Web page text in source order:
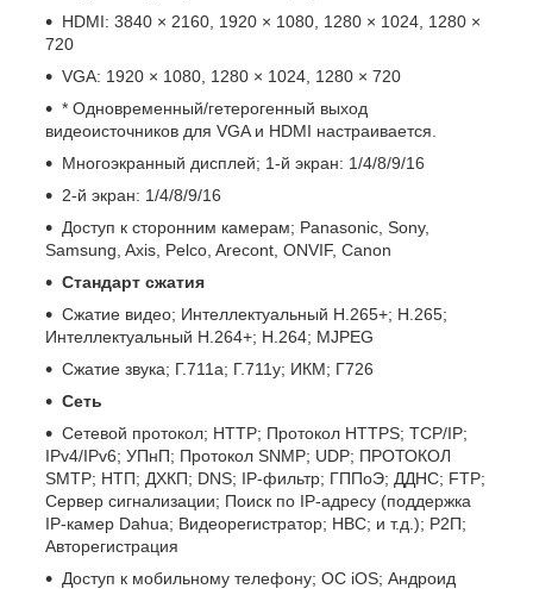
HDMI: 3840 × 2160, 1920 × 1080, 1280 × 1024, 1280 ×
720
VGA: 1920 × 1080, 1280 × 1024, 1280 × 720
* Одновременный/гетерогенный выход
видеоисточников для VGA и HDMI настраивается.
Многоэкранный дисплей; 1-й экран: 1/4/8/9/16
2-й экран: 1/4/8/9/16
Доступ к сторонним камерам; Panasonic, Sony,
Samsung, Axis, Pelco, Arecont, ONVIF, Canon
Стандарт сжатия
Сжатие видео; Интеллектуальный H.265+; Н.265;
Интеллектуальный H.264+; Н.264; MJPEG
Сжатие звука; Г.711а; Г.711у; ИКМ; Г726
Сеть
Сетевой протокол; HTTP; Протокол HTTPS; TCP/IP;
IPv4/IPv6; УПнП; Протокол SNMP; UDP; ПРОТОКОЛ
SMTP; НТП; ДХКП; DNS; IP-фильтр; ГППоЭ; ДДНС; FTP;
Сервер сигнализации; Поиск по IP-адресу (поддержка
IP-камер Dahua; Видеорегистратор; НВС; и т.д.); Р2П;
Авторегистрация
Доступ к мобильному телефону; ОС iOS; Андроид